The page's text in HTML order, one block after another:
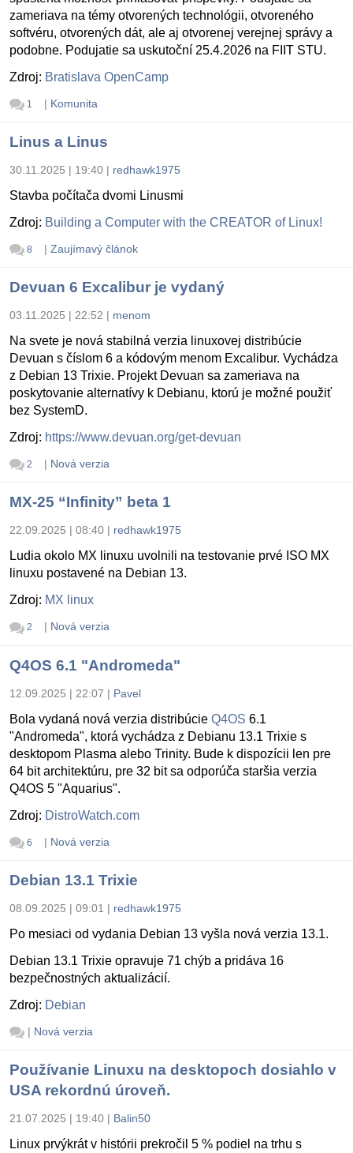
zameriava na témy otvorených technológii, otvoreného
softvéru, otvorených dát, ale aj otvorenej verejnej správy a
podobne. Podujatie sa uskutoční 25.4.2026 na FIIT STU.
Zdroj: Bratislava OpenCamp
1 | Komunita
Linus a Linus
30.11.2025 | 19:40 | redhawk1975
Stavba počítača dvomi Linusmi
Zdroj: Building a Computer with the CREATOR of Linux!
8 | Zaujímavý článok
Devuan 6 Excalibur je vydaný
03.11.2025 | 22:52 | menom
Na svete je nová stabilná verzia linuxovej distribúcie
Devuan s číslom 6 a kódovým menom Excalibur. Vychádza
z Debian 13 Trixie. Projekt Devuan sa zameriava na
poskytovanie alternatívy k Debianu, ktorú je možné použiť
bez SystemD.
Zdroj: https://www.devuan.org/get-devuan
2 | Nová verzia
MX-25 “Infinity” beta 1
22.09.2025 | 08:40 | redhawk1975
Ludia okolo MX linuxu uvolnili na testovanie prvé ISO MX
linuxu postavené na Debian 13.
Zdroj: MX linux
2 | Nová verzia
Q4OS 6.1 "Andromeda"
12.09.2025 | 22:07 | Pavel
Bola vydaná nová verzia distribúcie Q4OS 6.1
"Andromeda", ktorá vychádza z Debianu 13.1 Trixie s
desktopom Plasma alebo Trinity. Bude k dispozícii len pre
64 bit architektúru, pre 32 bit sa odporúča staršia verzia
Q4OS 5 "Aquarius".
Zdroj: DistroWatch.com
6 | Nová verzia
Debian 13.1 Trixie
08.09.2025 | 09:01 | redhawk1975
Po mesiaci od vydania Debian 13 vyšla nová verzia 13.1.
Debian 13.1 Trixie opravuje 71 chýb a pridáva 16
bezpečnostných aktualizácií.
Zdroj: Debian
| Nová verzia
Používanie Linuxu na desktopoch dosiahlo v
USA rekordnú úroveň.
21.07.2025 | 19:40 | Balin50
Linux prvýkrát v histórii prekročil 5 % podiel na trhu s